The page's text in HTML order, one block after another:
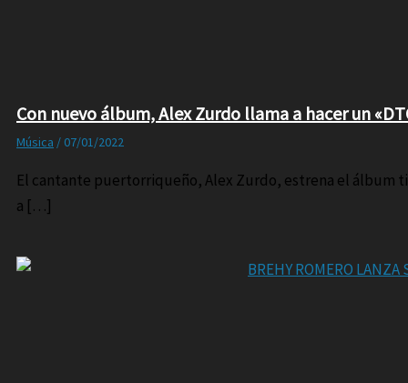
Con nuevo álbum, Alex Zurdo llama a hacer un
Música / 07/01/2022
El cantante puertorriqueño, Alex Zurdo, estrena el álbum
a […]